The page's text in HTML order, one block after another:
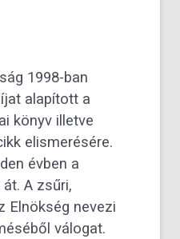
1998-ban
alapított a
könyv illetve
elismerésére.
évben a
A zsűri,
Elnökség nevezi
válogat.